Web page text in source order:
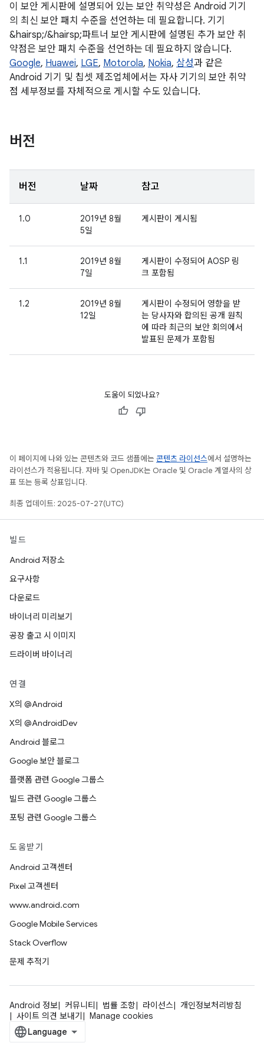
이 보안 게시판에 설명되어 있는 보안 취약성은 Android 기기
의 최신 보안 패치 수준을 선언하는 데 필요합니다. 기기
&hairsp;/&hairsp;파트너 보안 게시판에 설명된 추가 보안 취
약점은 보안 패치 수준을 선언하는 데 필요하지 않습니다.
Google, Huawei, LGE, Motorola, Nokia, 삼성과 같은
Android 기기 및 칩셋 제조업체에서는 자사 기기의 보안 취약
점 세부정보를 자체적으로 게시할 수도 있습니다.
버전
버전 날짜 참고
1.0
2019년 8월
5일
게시판이 게시됨
1.1
2019년 8월
7일
게시판이 수정되어 AOSP 링
크 포함됨
1.2
2019년 8월
12일
게시판이 수정되어 영향을 받
는 당사자와 합의된 공개 원칙
에 따라 최근의 보안 회의에서
발표된 문제가 포함됨
도움이 되었나요?
이 페이지에 나와 있는 콘텐츠와 코드 샘플에는 콘텐츠 라이선스에서 설명하는
라이선스가 적용됩니다. 자바 및 OpenJDK는 Oracle 및 Oracle 계열사의 상
표 또는 등록 상표입니다.
최종 업데이트: 2025-07-27(UTC)
빌드
Android 저장소
요구사항
다운로드
바이너리 미리보기
공장 출고 시 이미지
드라이버 바이너리
연결
X의 @Android
X의 @AndroidDev
Android 블로그
Google 보안 블로그
플랫폼 관련 Google 그룹스
빌드 관련 Google 그룹스
포팅 관련 Google 그룹스
도움받기
Android 고객센터
Pixel 고객센터
www.android.com
Google Mobile Services
Stack Overflow
문제 추적기
Android 정보 커뮤니티 법률 조항 라이선스
개인정보처리방침
사이트 의견 보내기
Manage cookies